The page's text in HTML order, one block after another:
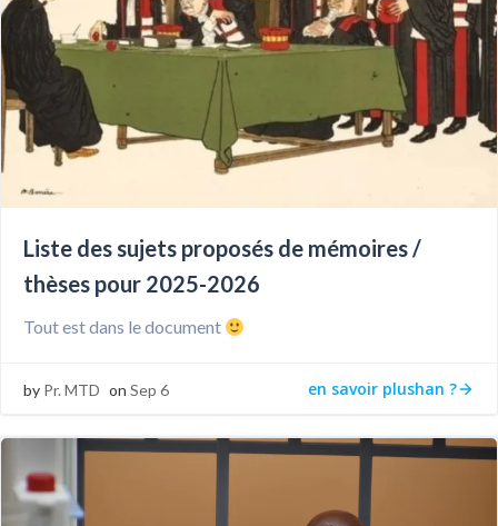
Liste des sujets proposés de mémoires /
thèses pour 2025-2026
Tout est dans le document
by Pr. MTD on Sep 6 en savoir plushan ?